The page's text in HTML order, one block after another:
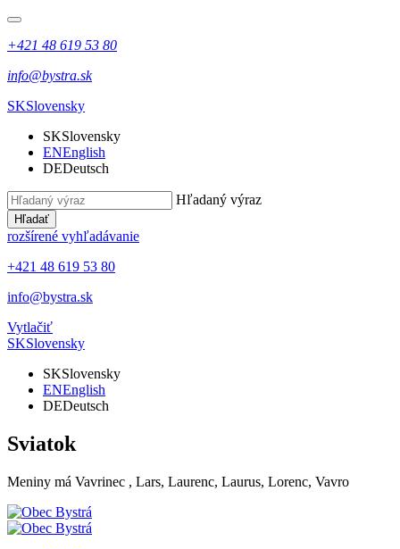
+421 48 619 53 80
info@bystra.sk
SKSlovensky
SKSlovensky
ENEnglish
DEDeutsch
Hľadaný výraz
Hľadať
rozšírené vyhľadávanie
+421 48 619 53 80
info@bystra.sk
Vytlačiť
SKSlovensky
SKSlovensky
ENEnglish
DEDeutsch
Sviatok
Meniny má Vavrinec , Lars, Laurenc, Laurus, Lorenc, Vavro